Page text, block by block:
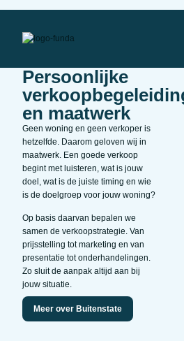
Persoonlijke
en maatwerk
Geen woning en geen verkoper is
hetzelfde. Daarom geloven wij in
maatwerk. Een goede verkoop
begint met luisteren, wat is jouw
doel, wat is de juiste timing en wie
is de doelgroep voor jouw woning?
Op basis daarvan bepalen we
samen de verkoopstrategie. Van
prijsstelling tot marketing en van
presentatie tot onderhandelingen.
Zo sluit de aanpak altijd aan bij
jouw situatie.
Meer over Buitenstate